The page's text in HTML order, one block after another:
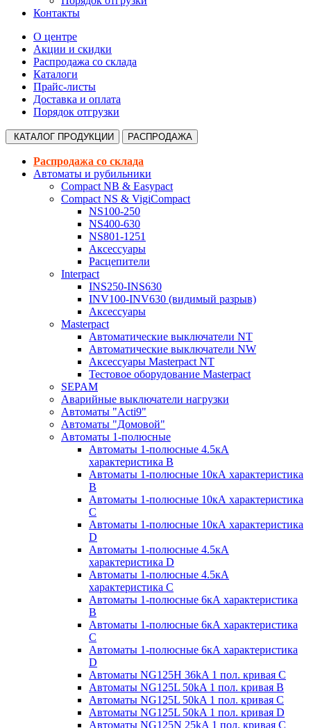
Контакты
О центре
Акции и скидки
Распродажа со склада
Каталоги
Прайс-листы
Доставка и оплата
Порядок отгрузки
КАТАЛОГ ПРОДУКЦИИ РАСПРОДАЖА
Распродажа со склада
Автоматы и рубильники
Compact NB & Easypact
Compact NS & VigiCompact
NS100-250
NS400-630
NS801-1251
Аксессуары
Расцепители
Interpact
INS250-INS630
INV100-INV630 (видимый разрыв)
Аксессуары
Masterpact
Автоматические выключатели NT
Автоматические выключатели NW
Аксессуары Masterpact NT
Тестовое оборудование Masterpact
SEPAM
Аварийные выключатели нагрузки
Автоматы "Acti9"
Автоматы "Домовой"
Автоматы 1-полюсные
Автоматы 1-полюсные 4.5кА
характеристика В
Автоматы 1-полюсные 10кА характеристика
B
Автоматы 1-полюсные 10кА характеристика
C
Автоматы 1-полюсные 10кА характеристика
D
Автоматы 1-полюсные 4.5кА
характеристика D
Автоматы 1-полюсные 4.5кА
характеристика С
Автоматы 1-полюсные 6кА характеристика
B
Автоматы 1-полюсные 6кА характеристика
C
Автоматы 1-полюсные 6кА характеристика
D
Автоматы NG125H 36kA 1 пол. кривая C
Автоматы NG125L 50kA 1 пол. кривая B
Автоматы NG125L 50kA 1 пол. кривая C
Автоматы NG125L 50kA 1 пол. кривая D
Автоматы NG125N 25kA 1 пол. кривая C